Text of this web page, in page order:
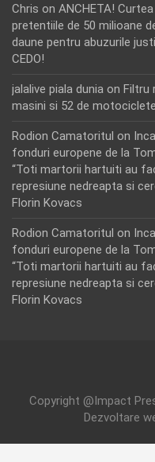
Chris on ANCHETA!
pretentiile de 50 milioane
daune pentru abuzurile
CEDO!
jalalive piala dunia on Filtru
masini si 52 de
Rodion Camatoritul on
fonduri europene de la
“Toti martorii hartuiti au
represiune nedreapta si
Florin Kovacs
Rodion Camatoritul on
fonduri europene de la
“Toti martorii hartuiti au
represiune nedreapta si
Florin Kovacs
Copyright @Impact
Dezvoltare